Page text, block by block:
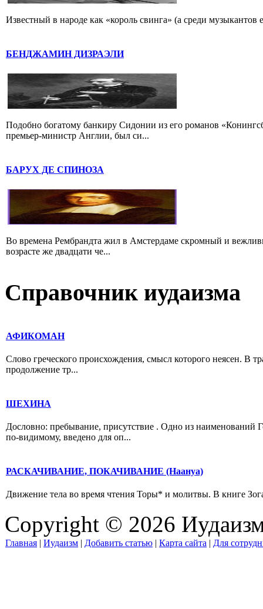
Известный в народе как «король свинга» (а среди
БЕНДЖАМИН ДИЗРАЭЛИ
Подобно богатому банкиру Сидонии из его романов
премьер-министр Англии, был си...
БАРУХ ДЕ СПИНОЗА
Во времена Рембрандта жил в Амстердаме скромный и
возрасте же двадцати че...
Справочник иудаизма
АФИКОМАН
Слово греческого происхождения, смысл которого неясен. В
продолжение тр...
ШЕХИНА
Дословно: пребывание, присутствие . Одно из наименований
по-видимому, введено для оп...
РАСКАЧИВАНИЕ, ПОКАЧИВАНИЕ (Наануа)
Движение тела во время чтения Торы* и молитвы. В книге
Copyright © 2026
Главная | Иудаизм | Добавить статью | Карта сайта | Для